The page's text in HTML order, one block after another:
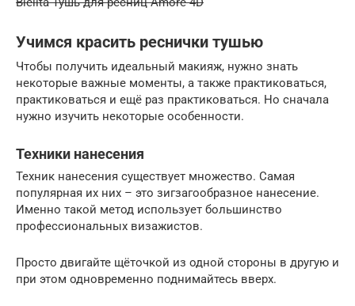
Учимся красить реснички тушью
Чтобы получить идеальный макияж, нужно знать
некоторые важные моменты, а также практиковаться,
практиковаться и ещё раз практиковаться. Но сначала
нужно изучить некоторые особенности.
Техники нанесения
Техник нанесения существует множество. Самая
популярная их них – это зигзагообразное нанесение.
Именно такой метод использует большинство
профессиональных визажистов.
Просто двигайте щёточкой из одной стороны в другую и
при этом одновременно поднимайтесь вверх.